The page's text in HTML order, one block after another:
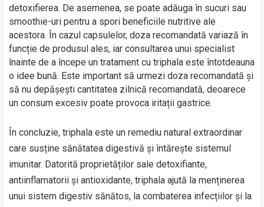
detoxifierea. De asemenea, se poate adăuga în sucuri sau
smoothie-uri pentru a spori beneficiile nutritive ale
acestora. În cazul capsulelor, doza recomandată variază în
funcție de produsul ales, iar consultarea unui specialist
înainte de a începe un tratament cu triphala este întotdeauna
o idee bună. Este important să urmezi doza recomandată și
să nu depășești cantitatea zilnică recomandată, deoarece
un consum excesiv poate provoca iritații gastrice.
În concluzie, triphala este un remediu natural extraordinar
care susține sănătatea digestivă și întărește sistemul
imunitar. Datorită proprietăților sale detoxifiante,
antiinflamatorii și antioxidante, triphala ajută la menținerea
unui sistem digestiv sănătos, la combaterea infecțiilor și la